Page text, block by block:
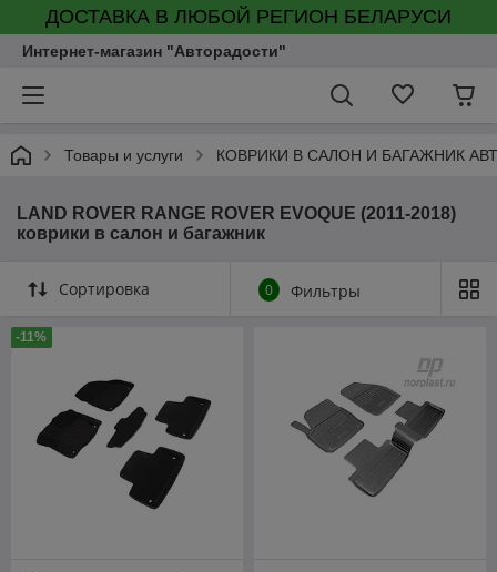
ДОСТАВКА В ЛЮБОЙ РЕГИОН БЕЛАРУСИ
Интернет-магазин "Авторадости"
Товары и услуги КОВРИКИ В САЛОН И БАГАЖНИК
LAND ROVER RANGE ROVER EVOQUE (2011-2018)
коврики в салон и багажник
Сортировка 0 Фильтры
-11%